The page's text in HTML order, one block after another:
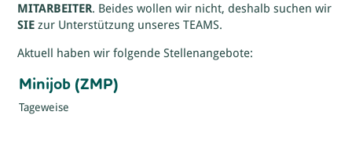
MITARBEITER. Beides wollen wir nicht, deshalb suchen wir
SIE zur Unterstützung unseres TEAMS.
Aktuell haben wir folgende Stellenangebote:
Minijob (ZMP)
Tageweise